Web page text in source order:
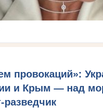
провокаций»:
и Крым — над
разведчик